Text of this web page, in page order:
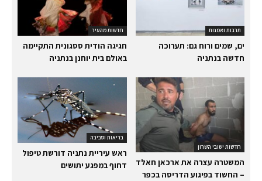
חדשות מהעיר
חגיגה הודית ססגונית התקיימה
באולם בית יוחנן בנתניה
תרבות ואמנות
ים, שמים ורוח גם: תערוכה
חדשה בנתניה
בריאות וסביבה
ראש עיריית נתניה דורשת טיפול
דחוף במפגע יתושים
חדשות ישובי השרון
המשטרה עצרה את ארכאן חאלד
– החשוד בפיגוע הדריסה בכפר